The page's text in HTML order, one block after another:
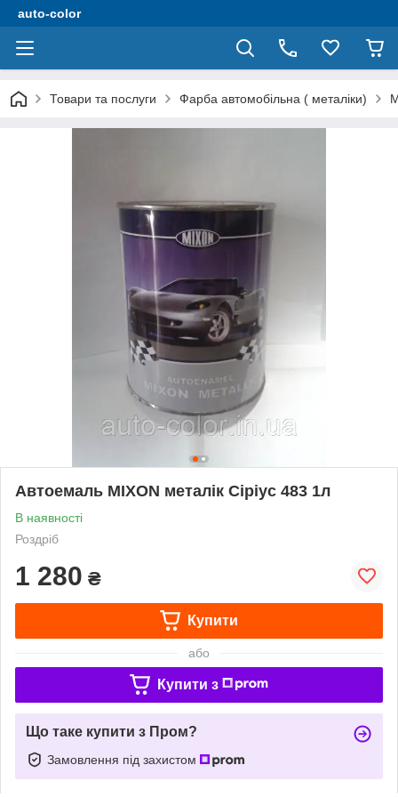
auto-color
Товари та послуги Фарба автомобільна ( металіки)
Автоемаль MIXON металік Сіріус 483 1л
В наявності
Роздріб
1 280 ₴
Купити
або
Купити з
Що таке купити з Пром?
Замовлення під захистом